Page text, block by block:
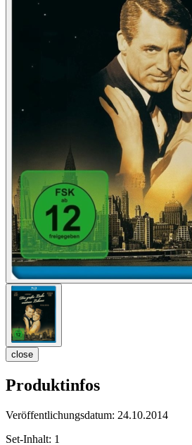
close
Produktinfos
Veröffentlichungsdatum: 24.10.2014
Set-Inhalt: 1